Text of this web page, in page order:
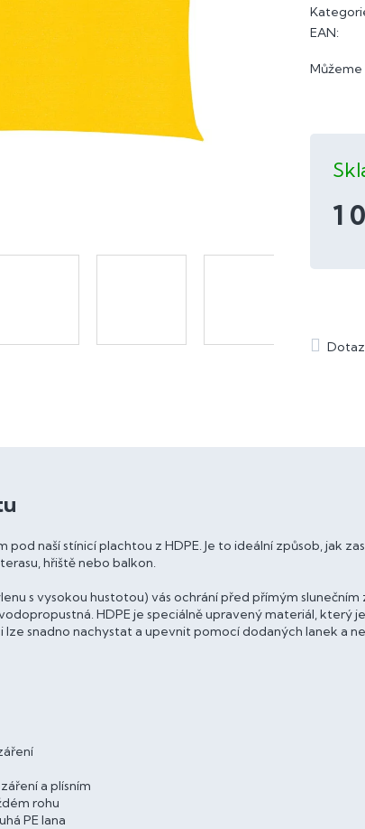
1
EAN:
naší stínicí plachtou z HDPE. Je to ideální způsob, jak
hřiště nebo balkon.
s vysokou hustotou) vás ochrání před přímým
HDPE je speciálně upravený materiál, který
lze snadno nachystat a upevnit pomocí dodaných lanek a
a plísním
rohu
PE lana